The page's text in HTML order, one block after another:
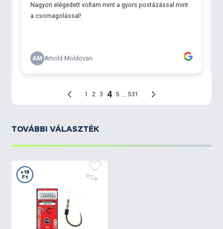
TOVÁBBI VÁLASZTÉK
+18
Ft